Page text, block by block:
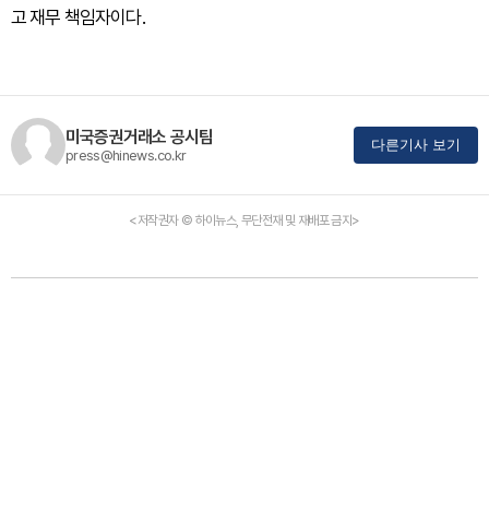
고 재무 책임자이다.
미국증권거래소 공시팀
press@hinews.co.kr
다른기사 보기
<저작권자 © 하이뉴스, 무단전재 및 재배포 금지>